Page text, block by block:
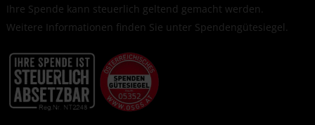
Ihre Spende kann steuerlich geltend gemacht werden.
Weitere Informationen finden Sie unter Spendengütesiegel.